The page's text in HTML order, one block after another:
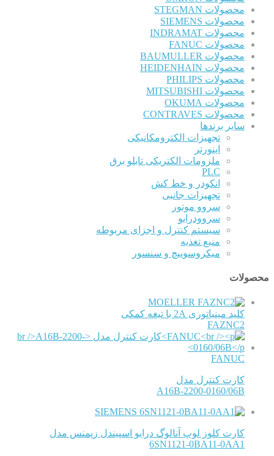
محصولات STEGMAN
محصولات SIEMENS
محصولات INDRAMAT
محصولات FANUC
محصولات BAUMULLER
محصولات HEIDENHAIN
محصولات PHILIPS
محصولات MITSUBISHI
محصولات OKUMA
محصولات CONTRAVES
سایر برندها
تجهیزات الکترومکانیکی
اینورتر
ملزومات الکتریکی تابلو برق
PLC
انکودر و خط کش
تجهیزات جانبی
سروو موتور
سروودرایو
سیستم کنترل و اجزای مربوطه
منبع تغذیه
میکروسوییچ و سنسور
محصولات
MOELLER
کلید مینیاتوری 2A با تیغه کمکی
FAZNC2
FANUC
کارت کنترل مدل
A16B-2200-0160/06B
SIEMENS
کارت کلوز لوپ آنالوگ درایو اسپیندل زیمنس مدل
6SN1121-0BA11-0AA1